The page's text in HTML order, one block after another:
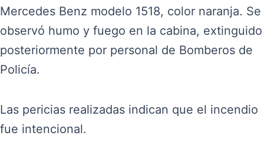
Mercedes Benz modelo 1518, color naranja. Se
observó humo y fuego en la cabina, extinguido
posteriormente por personal de Bomberos de
Policía.
Las pericias realizadas indican que el incendio
fue intencional.